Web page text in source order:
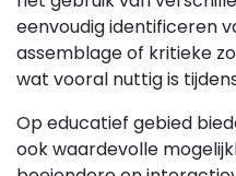
eenvoudig identificeren
assemblage of kritieke
wat vooral nuttig is
Op educatief gebied
ook waardevolle